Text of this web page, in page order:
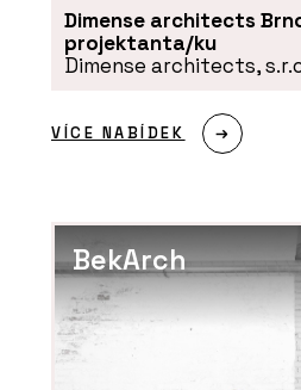
Dimense architects
projektanta/ku
Dimense architects,
VÍCE NABÍDEK
BekArch